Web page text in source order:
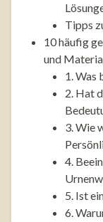
Tipps
10 häufig
und
1. Was
2. Hat
3. Wie
4.
5. Ist
6.